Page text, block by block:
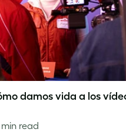
damos vida a los
min read